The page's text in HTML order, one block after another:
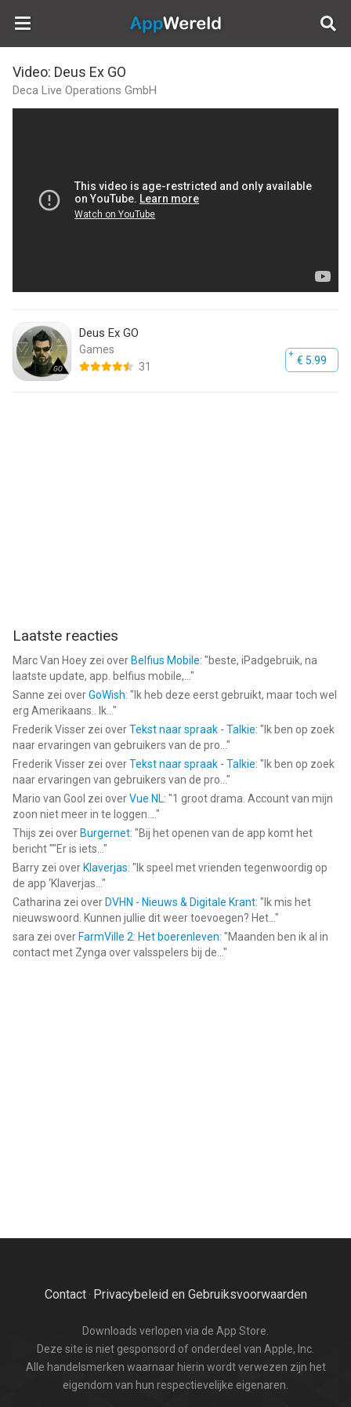
AppWereld
Video: Deus Ex GO
Deca Live Operations GmbH
Deus Ex GO
31
Games
€ 5.99
Laatste reacties
Marc Van Hoey zei over Belfius Mobile: "beste, iPadgebruik, na
laatste update, app. belfius mobile,... "
Sanne zei overGoWish: " Ik heb deze eerst gebruikt, maar toch wel
erg Amerikaans.. Ik... "
Frederik Visser zei overTekst naar spraak - Talkie: " Ik ben op zoek
naar ervaringen van gebruikers van de pro... "
Frederik Visser zei overTekst naar spraak - Talkie: " Ik ben op zoek
naar ervaringen van gebruikers van de pro... "
Mario van Gool zei overVue NL: "1 groot drama. Account van mijn
zoon niet meer in te loggen.... "
Thijs zei over Burgernet: "Bij het openen van de app komt het
bericht ""Er is iets... "
Barry zei over Klaverjas: " Ik speel met vrienden tegenwoordig op
de app ‘Klaverjas... "
Catharina zei over DVHN - Nieuws & Digitale Krant: " Ik mis het
nieuwswoord. Kunnen jullie dit weer toevoegen? Het... "
sara zei over FarmVille 2: Het boerenleven: "Maanden ben ik al in
contact met Zynga over valsspelers bij de... "
Contact· Privacybeleid en Gebruiksvoorwaarden
Downloads verlopen via de App Store.
Deze site is niet gesponsord of onderdeel van Apple, Inc.
Alle handelsmerken waarnaar hierin wordt verwezen zijn het
eigendom van hun respectievelijke eigenaren.